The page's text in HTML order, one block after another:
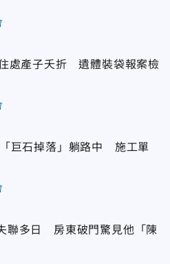
處產子夭折 遺體裝袋報案檢
巨石掉落」躺路中 施工單
聯多日 房東破門驚見他「陳